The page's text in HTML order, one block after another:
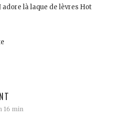
adore là laque de lèvres Hot
16 min